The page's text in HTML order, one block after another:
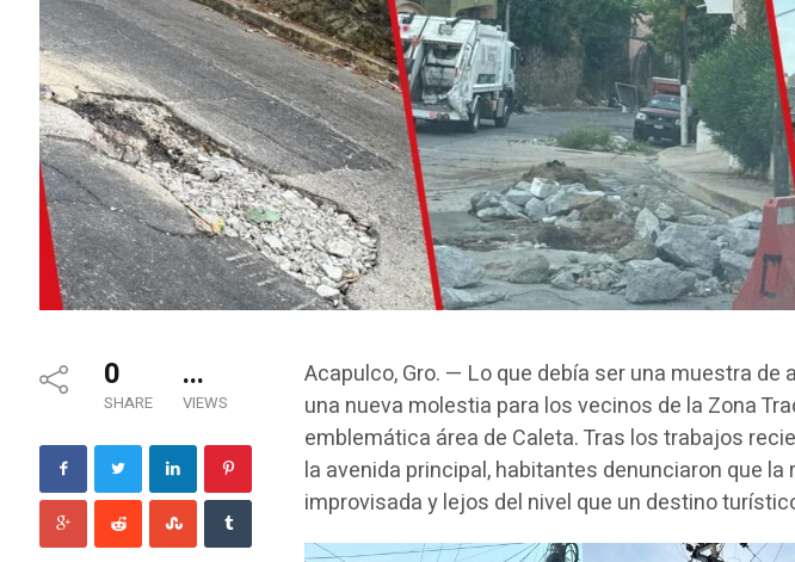
0
SHARE
...
VIEWS
Acapulco, Gro. — Lo que debía ser una muestra
una nueva molestia para los vecinos de la Zona
emblemática área de Caleta. Tras los trabajos
la avenida principal, habitantes denunciaron que
improvisada y lejos del nivel que un destino